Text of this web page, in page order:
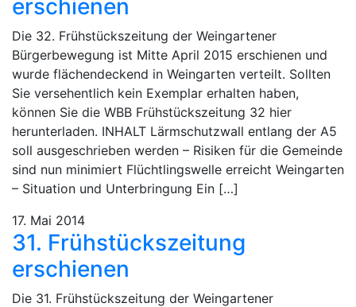
erschienen
Die 32. Frühstückszeitung der Weingartener
Bürgerbewegung ist Mitte April 2015 erschienen und
wurde flächendeckend in Weingarten verteilt. Sollten
Sie versehentlich kein Exemplar erhalten haben,
können Sie die WBB Frühstückszeitung 32 hier
herunterladen. INHALT Lärmschutzwall entlang der A5
soll ausgeschrieben werden – Risiken für die Gemeinde
sind nun minimiert Flüchtlingswelle erreicht Weingarten
– Situation und Unterbringung Ein […]
17. Mai 2014
31. Frühstückszeitung
erschienen
Die 31. Frühstückszeitung der Weingartener